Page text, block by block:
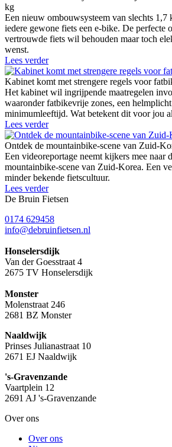
kg
Een nieuw ombouwsysteem van slechts 1,7
iedere gewone fiets een e-bike. De perfecte
vertrouwde fiets wil behouden maar toch
wenst.
Lees verder
Kabinet komt met strengere regels voor
Het kabinet wil ingrijpende maatregelen
waaronder fatbikevrije zones, een helmplicht
minimumleeftijd. Wat betekent dit voor jou
Lees verder
Ontdek de mountainbike-scene van Zuid-
Een videoreportage neemt kijkers mee naar
mountainbike-scene van Zuid-Korea. Een
minder bekende fietscultuur.
Lees verder
De Bruin Fietsen
0174 629458
info@debruinfietsen.nl
Honselersdijk
Van der Goesstraat 4
2675 TV Honselersdijk
Monster
Molenstraat 246
2681 BZ Monster
Naaldwijk
Prinses Julianastraat 10
2671 EJ Naaldwijk
's-Gravenzande
Vaartplein 12
2691 AJ 's-Gravenzande
Over ons
Over ons